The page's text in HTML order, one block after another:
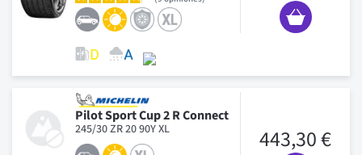
Pilot Sport Cup 2 R Connect
245/30 ZR 20 90Y XL 443,30 €